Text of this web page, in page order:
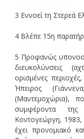
3 Εννοεί τη Στερεά
4 Βλέπε 15η
5 Προφανώς
διευκολύνσεις
ορισμένες
Ήπειρος
(Μαντεμοχώρια),
συμφέροντα της
Κοντογεώργη,
έχει προνομιακό